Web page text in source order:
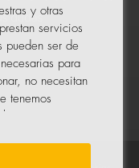
y otras
servicios
pueden ser de
para
no necesitan
tenemos